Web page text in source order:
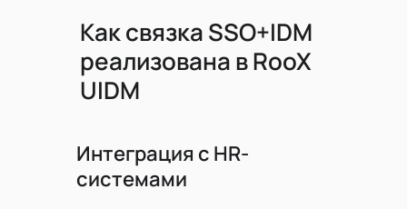
Как связка SSO+IDM
реализована в RooX
UIDM
Интеграция с HR-
системами